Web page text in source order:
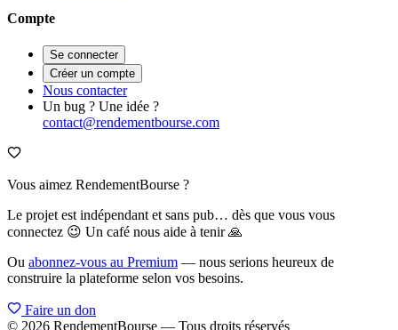
Compte
Se connecter
Créer un compte
Nous contacter
Un bug ? Une idée ?
contact@rendementbourse.com
Vous aimez RendementBourse ?
Le projet est indépendant et sans pub… dès que vous vous
connectez 😉 Un café nous aide à tenir 🙏
Ou abonnez-vous au Premium — nous serions heureux de
construire la plateforme selon vos besoins.
Faire un don
© 2026 RendementBourse — Tous droits réservés